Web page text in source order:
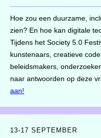
Hoe zou een duurzame,
zien? En hoe kan digitale
Tijdens het Society 5.0
kunstenaars, creatieve
beleidsmakers,
naar antwoorden op deze
aan!
13-17 SEPTEMBER